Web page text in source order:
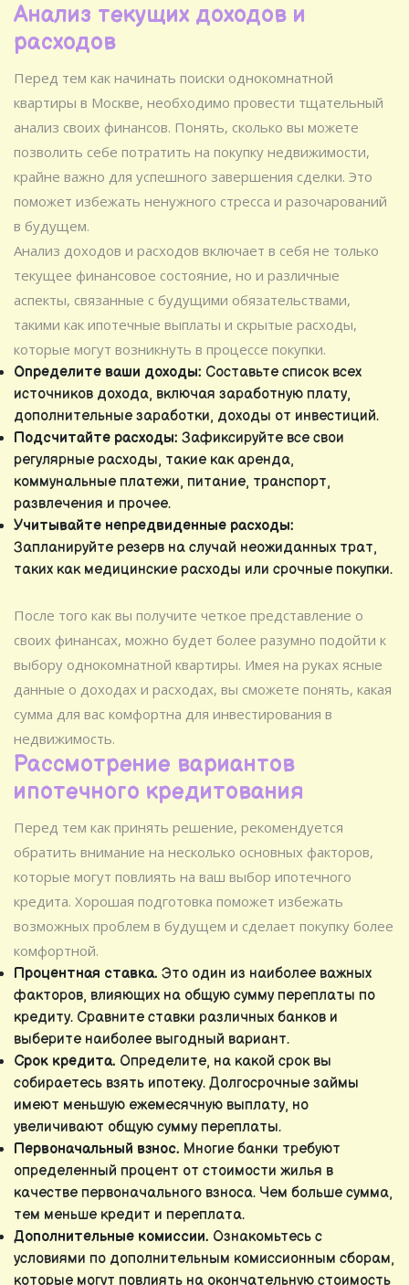
Анализ текущих доходов и
расходов
Перед тем как начинать поиски однокомнатной
квартиры в Москве, необходимо провести тщательный
анализ своих финансов. Понять, сколько вы можете
позволить себе потратить на покупку недвижимости,
крайне важно для успешного завершения сделки. Это
поможет избежать ненужного стресса и разочарований
в будущем.
Анализ доходов и расходов включает в себя не только
текущее финансовое состояние, но и различные
аспекты, связанные с будущими обязательствами,
такими как ипотечные выплаты и скрытые расходы,
которые могут возникнуть в процессе покупки.
Определите ваши доходы: Составьте список всех
источников дохода, включая заработную плату,
дополнительные заработки, доходы от инвестиций.
Подсчитайте расходы: Зафиксируйте все свои
регулярные расходы, такие как аренда,
коммунальные платежи, питание, транспорт,
развлечения и прочее.
Учитывайте непредвиденные расходы:
Запланируйте резерв на случай неожиданных трат,
таких как медицинские расходы или срочные покупки.
После того как вы получите четкое представление о
своих финансах, можно будет более разумно подойти к
выбору однокомнатной квартиры. Имея на руках ясные
данные о доходах и расходах, вы сможете понять, какая
сумма для вас комфортна для инвестирования в
недвижимость.
Рассмотрение вариантов
ипотечного кредитования
Перед тем как принять решение, рекомендуется
обратить внимание на несколько основных факторов,
которые могут повлиять на ваш выбор ипотечного
кредита. Хорошая подготовка поможет избежать
возможных проблем в будущем и сделает покупку более
комфортной.
Процентная ставка. Это один из наиболее важных
факторов, влияющих на общую сумму переплаты по
кредиту. Сравните ставки различных банков и
выберите наиболее выгодный вариант.
Срок кредита. Определите, на какой срок вы
собираетесь взять ипотеку. Долгосрочные займы
имеют меньшую ежемесячную выплату, но
увеличивают общую сумму переплаты.
Первоначальный взнос. Многие банки требуют
определенный процент от стоимости жилья в
качестве первоначального взноса. Чем больше сумма,
тем меньше кредит и переплата.
Дополнительные комиссии. Ознакомьтесь с
условиями по дополнительным комиссионным сборам,
которые могут повлиять на окончательную стоимость